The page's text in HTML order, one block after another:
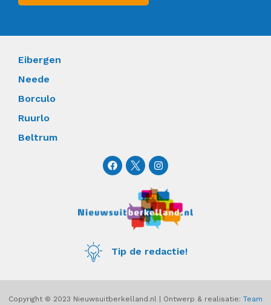
Eibergen
Neede
Borculo
Ruurlo
Beltrum
F
a
o
o
I
n
t
a
g
r
a
Tip de redactie!
Copyright © 2023 Nieuwsuitberkelland.nl | Ontwerp & realisatie: Team